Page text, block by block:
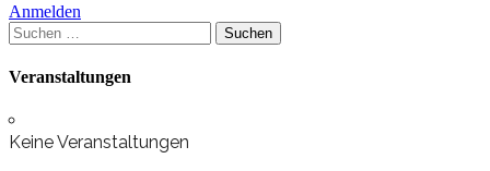
Anmelden
Suchen
nach:
Veranstaltungen
Keine Veranstaltungen